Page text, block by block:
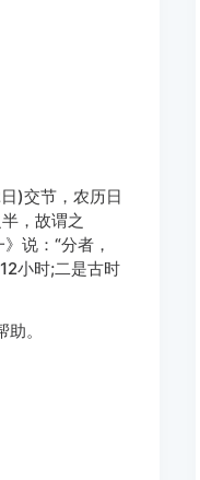
)交节，农历日
，故谓之
说：“分者，
小时;二是古时
。